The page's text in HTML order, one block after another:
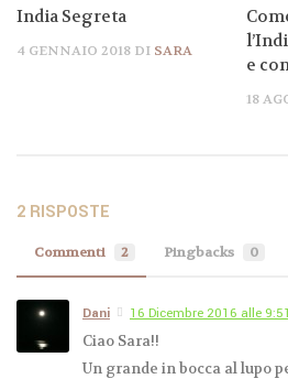
India Segreta
4 GENNAIO 2018 DI SARA
e
18
Come scegliere la
scuola di yoga a
Rishikesh – la Capitale
2 RISPOSTE
Commenti 2 Pingbacks 0
Dani
16 Dicembre 2016 alle
Ciao Sara!!
Un grande in bocca al lupo